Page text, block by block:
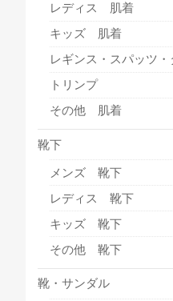
レディス 肌着
キッズ 肌着
レギンス・スパッツ・
トリンプ
その他 肌着
靴下
メンズ 靴下
レディス 靴下
キッズ 靴下
その他 靴下
靴・サンダル